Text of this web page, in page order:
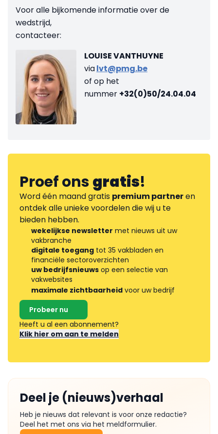
Voor alle bijkomende informatie over de
wedstrijd,
contacteer:
LOUISE VANTHUYNE
vialvt@pmg.be
of op het
nummer +32(0)50/24.04.04
Proef onsgratis!
Word één maand gratis premium partneren
ontdek alle unieke voordelen die wij u te
bieden hebben.
wekelijkse newsletter met nieuws uit uw
vakbranche
digitale toegang tot 35 vakbladen en
financiële sectoroverzichten
uw bedrijfsnieuws op een selectie van
vakwebsites
maximale zichtbaarheid voor uw bedrijf
Probeer nu
Heeft u al een abonnement?
Klik hier om aan te melden
Deel je (nieuws)verhaal
Heb je nieuws dat relevant is voor onze redactie?
Deel het met ons via het meldformulier.